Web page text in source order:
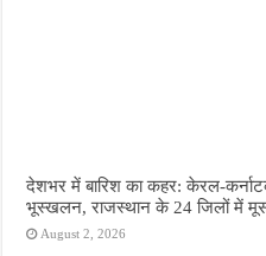
देशभर में बारिश का कहर: केरल-
भूस्खलन, राजस्थान के 24 जिलों में
August 2, 2026